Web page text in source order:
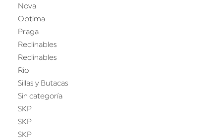
Nova
Optima
Praga
Reclinables
Reclinables
Rio
Sillas y Butacas
Sin categoría
SKP
SKP
SKP